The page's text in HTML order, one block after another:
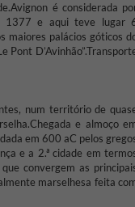
Avignon é considerada
1377 e aqui teve lugar
maiores palácios góticos
Pont D’Avinhão”.
num território de
Chegada e almoço
em 600 aC pelos
e a 2.ª cidade em
convergem as
marselhesa feita